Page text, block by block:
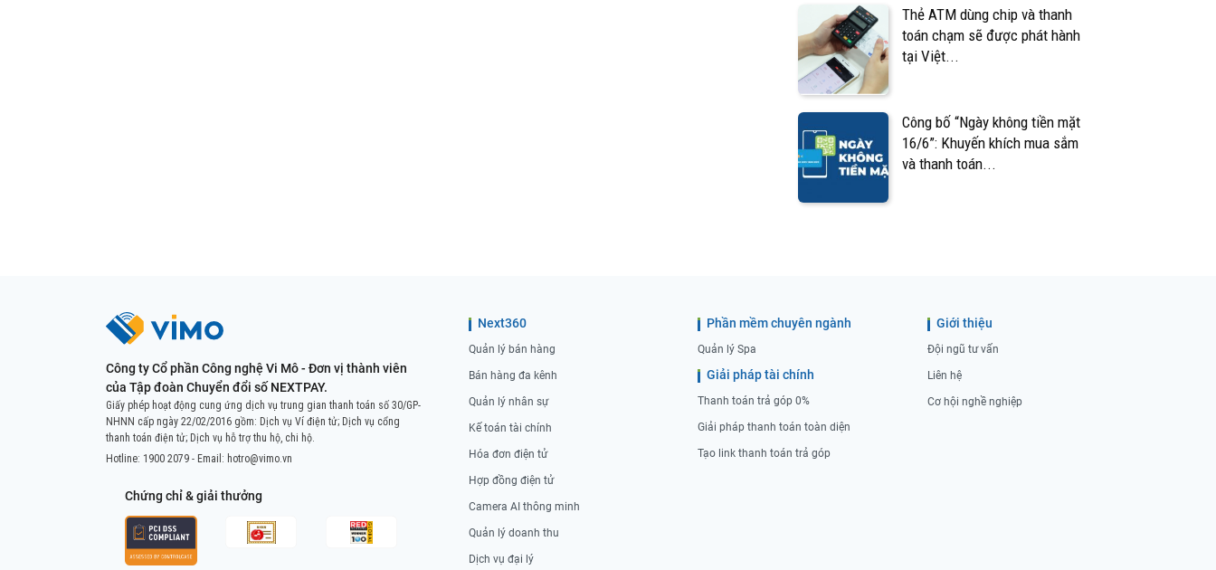
Thẻ ATM dùng chip và thanh
toán chạm sẽ được phát hành
tại Việt...
Công bố “Ngày không tiền mặt
16/6”: Khuyến khích mua sắm
và thanh toán...
Công ty Cổ phần Công nghệ Vi Mô - Đơn vị thành viên
của Tập đoàn Chuyển đổi số NEXTPAY.
Giấy phép hoạt động cung ứng dịch vụ trung gian thanh toán số 30/GP-
NHNN cấp ngày 22/02/2016 gồm: Dịch vụ Ví điện tử; Dịch vụ cổng
thanh toán điện tử; Dịch vụ hỗ trợ thu hộ, chi hộ.
Hotline: 1900 2079 - Email: hotro@vimo.vn
Chứng chỉ & giải thưởng
Next360
Quản lý bán hàng
Bán hàng đa kênh
Quản lý nhân sự
Kế toán tài chính
Hóa đơn điện tử
Hợp đồng điện tử
Camera AI thông minh
Quản lý doanh thu
Dịch vụ đại lý
Phần mềm chuyên ngành
Quản lý Spa
Giải pháp tài chính
Thanh toán trả góp 0%
Giải pháp thanh toán toàn diện
Tạo link thanh toán trả góp
Giới thiệu
Đội ngũ tư vấn
Liên hệ
Cơ hội nghề nghiệp